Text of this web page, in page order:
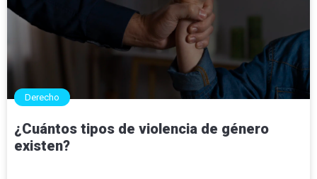
Derecho
¿Cuántos tipos de violencia de género
existen?